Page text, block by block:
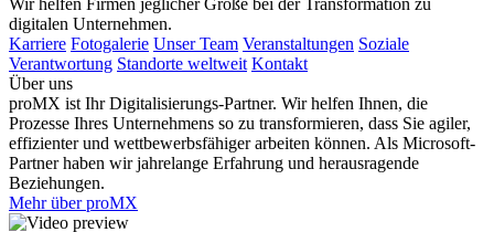
Wir helfen Firmen jeglicher Größe bei der Transformation zu
digitalen Unternehmen.
Karriere Fotogalerie Unser Team Veranstaltungen Soziale
Verantwortung Standorte weltweit Kontakt
Über uns
proMX ist Ihr Digitalisierungs-Partner. Wir helfen Ihnen, die
Prozesse Ihres Unternehmens so zu transformieren, dass Sie agiler,
effizienter und wettbewerbsfähiger arbeiten können. Als Microsoft-
Partner haben wir jahrelange Erfahrung und herausragende
Beziehungen.
Mehr über proMX